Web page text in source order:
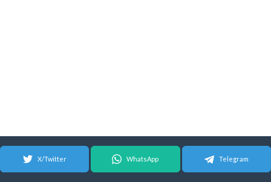
X/Twitter WhatsApp Telegram